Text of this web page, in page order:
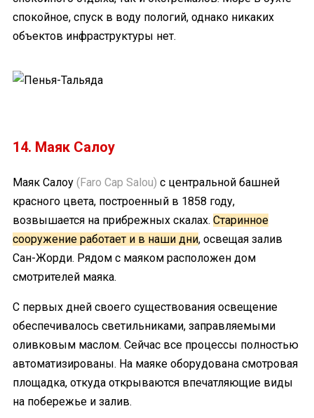
спокойное, спуск в воду пологий, однако никаких
объектов инфраструктуры нет.
14. Маяк Салоу
Маяк Салоу (Faro Cap Salou) с центральной башней
красного цвета, построенный в 1858 году,
возвышается на прибрежных скалах. Старинное
сооружение работает и в наши дни, освещая залив
Сан-Жорди. Рядом с маяком расположен дом
смотрителей маяка.
С первых дней своего существования освещение
обеспечивалось светильниками, заправляемыми
оливковым маслом. Сейчас все процессы полностью
автоматизированы. На маяке оборудована смотровая
площадка, откуда открываются впечатляющие виды
на побережье и залив.